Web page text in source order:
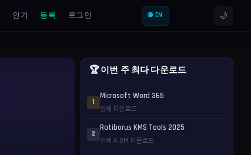
인기 등록 로그인 🌐 EN 🌙
🏆 이번 주 최다 다운로드
1
Microsoft Word 365
전체 다운로드
2
Ratiborus KMS Tools 2025
전체 4.8M 다운로드